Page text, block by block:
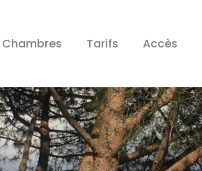
Chambres Tarifs Accès